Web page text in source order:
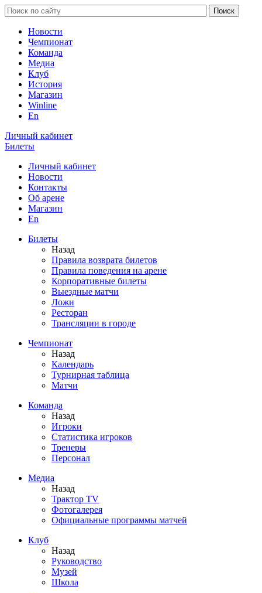
Новости
Чемпионат
Команда
Медиа
Клуб
История
Магазин
Winline
En
Личный кабинет
Билеты
Личный кабинет
Новости
Контакты
Об арене
Магазин
En
Билеты
Назад
Правила возврата билетов
Правила поведения на арене
Корпоративные билеты
Выездные матчи
Ложи
Ресторан
Трансляции в городе
Чемпионат
Назад
Календарь
Турнирная таблица
Матчи
Команда
Назад
Игроки
Статистика игроков
Тренеры
Персонал
Медиа
Назад
Трактор TV
Фотогалерея
Официальные программы матчей
Клуб
Назад
Руководство
Музей
Школа